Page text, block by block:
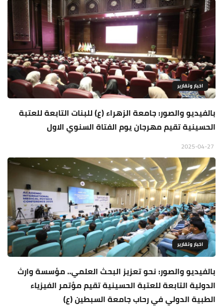
اخبار وتقارير
بالفيديو والصور: جامعة الزهراء (ع) للبنات التابعة للعتبة
الحسينية تقيم مهرجان يوم الفتاة السنوي الاول
اخبار وتقارير
بالفيديو والصور: نحو تعزيز البحث العلمي.. مؤسسة وارث
الدولية التابعة للعتبة الحسينية تقيم مؤتمر الفيزياء
الطبية الدولي في رحاب جامعة السبطين (ع)